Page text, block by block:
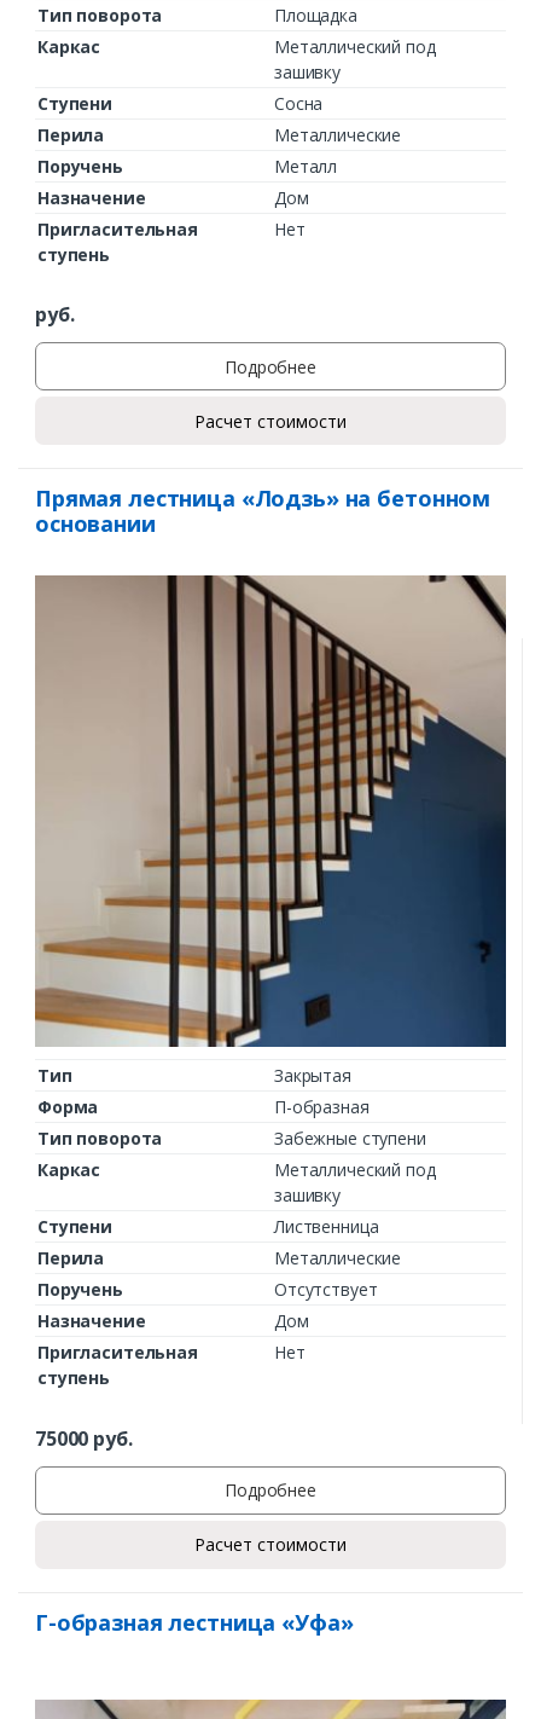
Тип поворота
Площадка
Каркас
Металлический под
зашивку
Ступени
Сосна
Перила
Металлические
Поручень
Металл
Назначение
Дом
Пригласительная
ступень
Нет
руб.
Подробнее
Расчет стоимости
Прямая лестница «Лодзь» на бетонном
основании
Тип
Закрытая
Форма
П-образная
Тип поворота
Забежные ступени
Каркас
Металлический под
зашивку
Ступени
Лиственница
Перила
Металлические
Поручень
Отсутствует
Назначение
Дом
Пригласительная
ступень
Нет
75000 руб.
Подробнее
Расчет стоимости
Г-образная лестница «Уфа»